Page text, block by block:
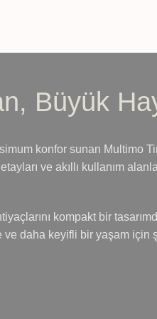
Büyük
konfor sunan Multimo
ve akıllı kullanım
kompakt bir
ve daha keyifli bir yaşam için